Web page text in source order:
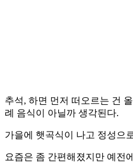
추석, 하면 먼저 떠오르는 건
례 음식이 아닐까 생각된다.
가을에 햇곡식이 나고 정성으
요즘은 좀 간편해졌지만 예전